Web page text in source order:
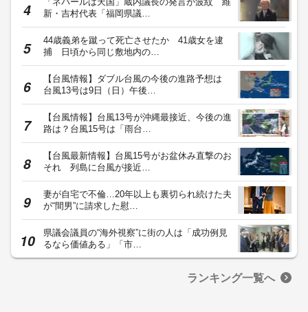
新・吉村代表「福岡県議…
44歳義弟を蹴って死亡させたか 41歳女を逮
捕 日頃から同じ敷地内の…
【台風情報】ダブル台風の今後の進路予想は
台風13号は9日（日）午後…
【台風情報】台風13号が沖縄最接近、今後の進
路は？台風15号は「雨台…
【台風最新情報】台風15号がお盆休み直撃のお
それ 列島に台風が接近…
妻が自宅で不倫…20年以上も裏切られ続けた夫
が“間男”に請求した慰…
県議会議員の“海外視察”に街の人は「成功例見
るなら価値ある」「市…
ランキング一覧へ